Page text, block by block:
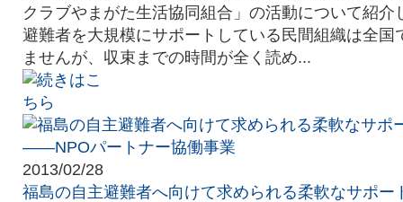
クラブやまがた生活協同組合」の活動について紹介
避難者を大規模にサポートしている民間組織は全国
ませんが、収束までの時間が全く読め...
2013/02/28
福島の自主避難者へ向けて求められる柔軟なサポ